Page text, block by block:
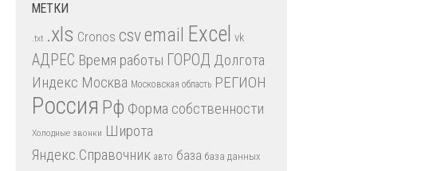
МЕТКИ
.txt .xls Cronos csvemail Excel vk
АДРЕС Время работы ГОРОД Долгота
Индекс Москва Московская область РЕГИОН
Россия Рф Форма собственности
Холодные звонки Широта
Яндекс.Справочник авто база база данных